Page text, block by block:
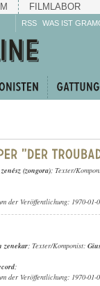
FILMLABOR
RSS WAS IST
(zongora); Texter/
der Veröffentlichung: 1970-01-
zenekar; Texter/Komponist:
;
der Veröffentlichung: 1970-01-